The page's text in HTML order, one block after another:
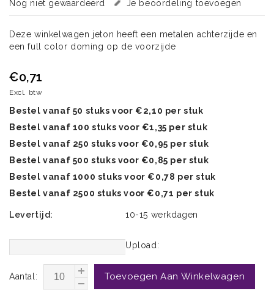
Nog niet gewaardeerd Je beoordeling toevoegen
Deze winkelwagen jeton heeft een metalen achterzijde en
een full color doming op de voorzijde
€0,71
Excl. btw
Bestel vanaf 50 stuks voor €2,10 per stuk
Bestel vanaf 100 stuks voor €1,35 per stuk
Bestel vanaf 250 stuks voor €0,95 per stuk
Bestel vanaf 500 stuks voor €0,85 per stuk
Bestel vanaf 1000 stuks voor €0,78 per stuk
Bestel vanaf 2500 stuks voor €0,71 per stuk
Levertijd: 10-15 werkdagen
Upload:
Aantal: Toevoegen Aan Winkelwagen